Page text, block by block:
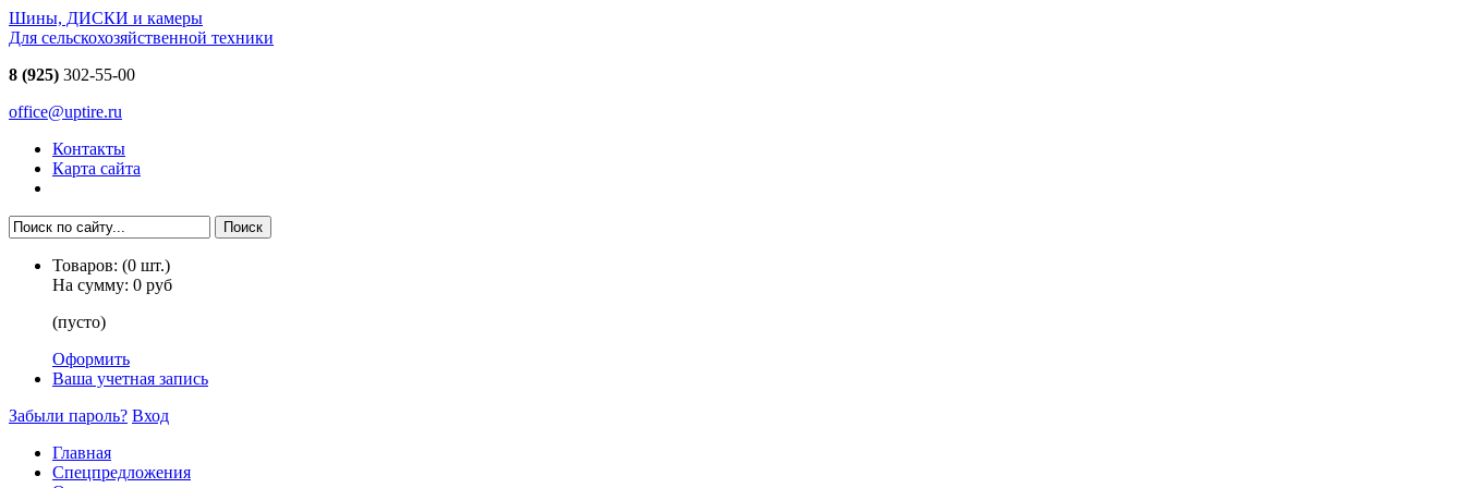
Шины, ДИСКИ и камеры
Для сельскохозяйственной техники
8 (925) 302-55-00
office@uptire.ru
Контакты
Карта сайта
Товаров: (0 шт.)
На сумму: 0 руб
(пусто)
Оформить
Ваша учетная запись
Забыли пароль? Вход
Главная
Спецпредложения